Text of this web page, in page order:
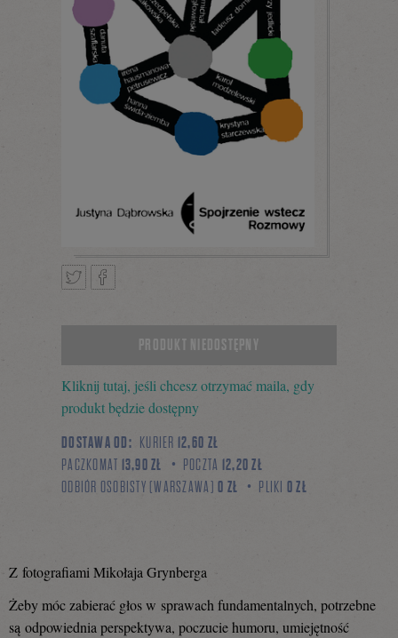
się
na
PRODUKT NIEDOSTĘPNY
Kliknij tutaj, jeśli chcesz otrzymać maila, gdy
produkt będzie dostępny
DOSTAWA OD: KURIER 12,60 ZŁ
PACZKOMAT 13,90 ZŁ POCZTA 12,20 ZŁ
ODBIÓR OSOBISTY (WARSZAWA) 0 ZŁ PLIKI 0 ZŁ
Z fotografiami Mikołaja Grynberga
Żeby móc zabierać głos w sprawach fundamentalnych, potrzebne
są odpowiednia perspektywa, poczucie humoru, umiejętność